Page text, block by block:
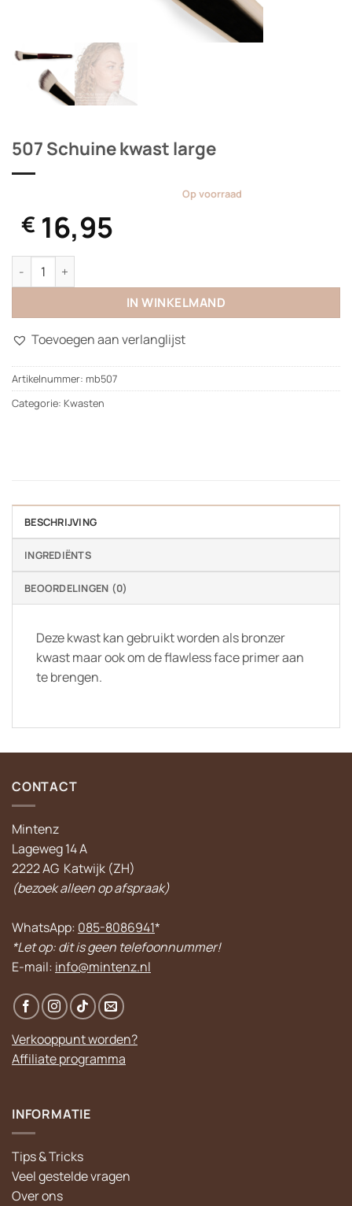
507 Schuine kwast large
€ 16,95
Op voorraad
507 Schuine kwast large aantal
IN WINKELMAND
Toevoegen aan verlanglijst
Artikelnummer: mb507
Categorie: Kwasten
BESCHRIJVING
INGREDIËNTS
BEOORDELINGEN (0)
Deze kwast kan gebruikt worden als bronzer
kwast maar ook om de flawless face primer aan
te brengen.
CONTACT
Mintenz
Lageweg 14 A
2222 AG Katwijk (ZH)
(bezoek alleen op afspraak)
WhatsApp: 085-8086941*
*Let op: dit is geen telefoonnummer!
E-mail: info@mintenz.nl
Verkooppunt worden?
Affiliate programma
INFORMATIE
Tips & Tricks
Veel gestelde vragen
Over ons